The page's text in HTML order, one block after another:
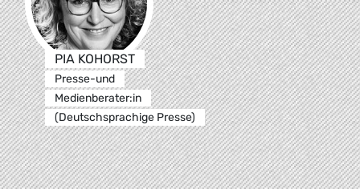
PIA KOHORST
Presse-und
Medienberater:in
(Deutschsprachige Presse)